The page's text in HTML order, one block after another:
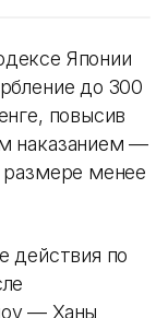
Японии
до 300
повысив
наказанием —
менее
действия по
— Ханы